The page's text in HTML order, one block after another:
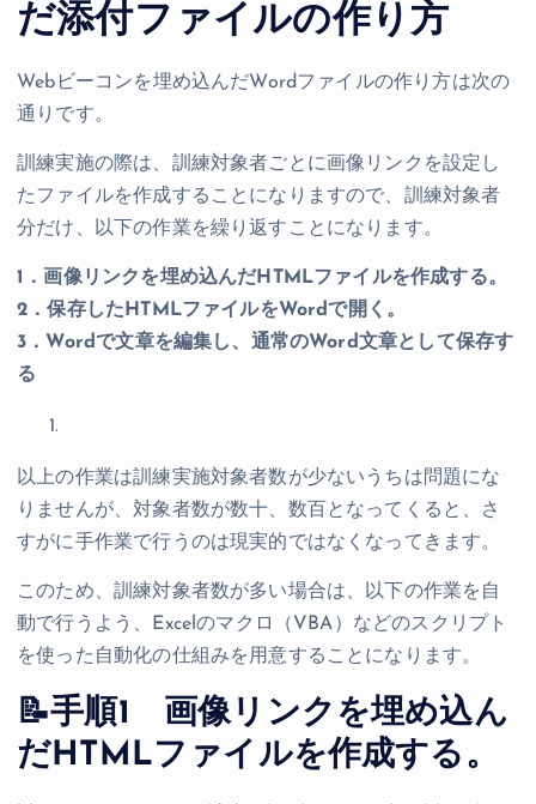
だ添付ファイルの作り方
Webビーコンを埋め込んだWordファイルの作り方は次の
通りです。
訓練実施の際は、訓練対象者ごとに画像リンクを設定し
たファイルを作成することになりますので、訓練対象者
分だけ、以下の作業を繰り返すことになります。
1．画像リンクを埋め込んだHTMLファイルを作成する。
2．保存したHTMLファイルをWordで開く。
3．Wordで文章を編集し、通常のWord文章として保存す
る
以上の作業は訓練実施対象者数が少ないうちは問題にな
りませんが、対象者数が数十、数百となってくると、さ
すがに手作業で行うのは現実的ではなくなってきます。
このため、訓練対象者数が多い場合は、以下の作業を自
動で行うよう、Excelのマクロ（VBA）などのスクリプト
を使った自動化の仕組みを用意することになります。
📝手順1 画像リンクを埋め込ん
だHTMLファイルを作成する。